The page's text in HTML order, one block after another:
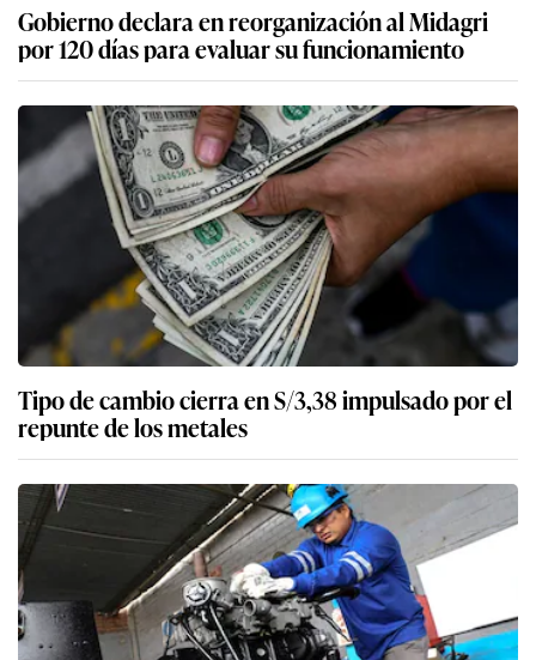
Gobierno declara en reorganización al Midagri
por 120 días para evaluar su funcionamiento
Tipo de cambio cierra en S/3,38 impulsado por el
repunte de los metales